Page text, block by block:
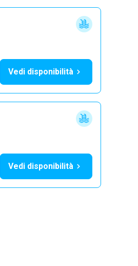
Vedi disponibilità
Vedi disponibilità